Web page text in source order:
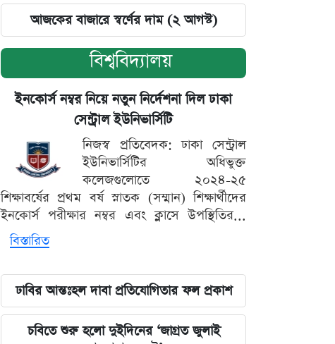
আজকের বাজারে স্বর্ণের দাম (২ আগস্ট)
বিশ্ববিদ্যালয়
ইনকোর্স নম্বর নিয়ে নতুন নির্দেশনা দিল ঢাকা
সেন্ট্রাল ইউনিভার্সিটি
নিজস্ব প্রতিবেদক: ঢাকা সেন্ট্রাল
ইউনিভার্সিটির অধিভুক্ত
কলেজগুলোতে ২০২৪-২৫
শিক্ষাবর্ষের প্রথম বর্ষ স্নাতক (সম্মান) শিক্ষার্থীদের
ইনকোর্স পরীক্ষার নম্বর এবং ক্লাসে উপস্থিতির...
বিস্তারিত
ঢাবির আন্তঃহল দাবা প্রতিযোগিতার ফল প্রকাশ
চবিতে শুরু হলো দুইদিনের ‘জাগ্রত জুলাই